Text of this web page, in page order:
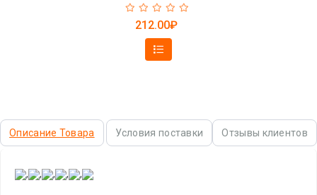
212.00₽
Описание Товара Условия поставки Отзывы клиентов
, , , , ,